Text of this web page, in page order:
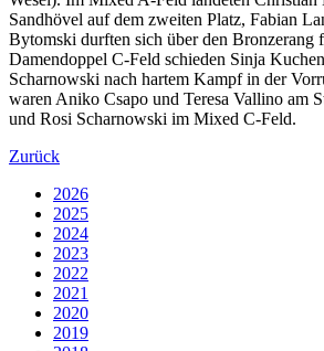
Sandhövel auf dem zweiten Platz, Fabian
Bytomski durften sich über den Bronzerang
Damendoppel C-Feld schieden Sinja
Scharnowski nach hartem Kampf in der
waren Aniko Csapo und Teresa Vallino am
und Rosi Scharnowski im Mixed C-Feld.
Zurück
2026
2025
2024
2023
2022
2021
2020
2019